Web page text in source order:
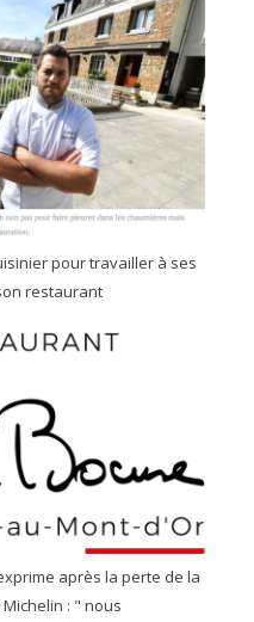
pour travailler à ses
restaurant
après la perte de la
: " nous